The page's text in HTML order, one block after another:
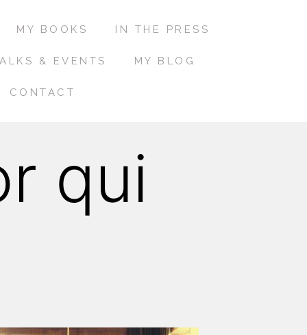
MY BOOKS IN THE PRESS
& EVENTS MY BLOG
CONTACT
qui